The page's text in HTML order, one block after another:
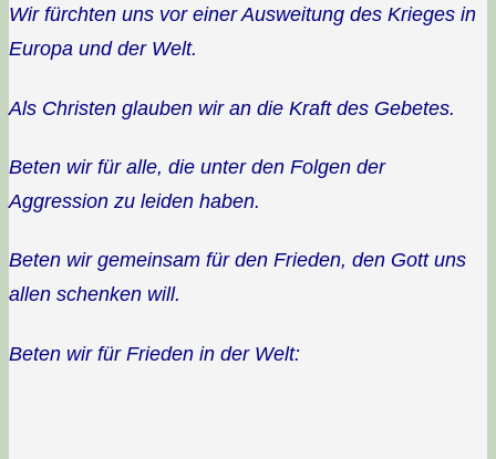
Wir fürchten uns vor einer Ausweitung des Krieges in
Europa und der Welt.
Als Christen glauben wir an die Kraft des Gebetes.
Beten wir für alle, die unter den Folgen der
Aggression zu leiden haben.
Beten wir gemeinsam für den Frieden, den Gott uns
allen schenken will.
Beten wir für Frieden in der Welt: